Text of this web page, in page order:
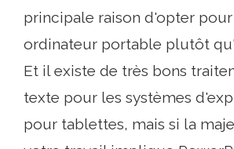
principale raison d'opter
ordinateur portable plutôt
Et il existe de très bons
texte pour les systèmes
pour tablettes, mais si la